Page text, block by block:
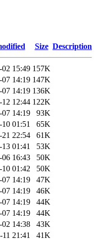
Size Description
02 15:49 157K
07 14:19 147K
07 14:19 136K
12 12:44 122K
07 14:19
93K
01:51
65K
21 22:54
61K
01:41
53K
06 16:43
50K
01:42
50K
07 14:19
47K
07 14:19
46K
07 14:19
44K
07 14:19
44K
02 14:38
43K
21:41
41K